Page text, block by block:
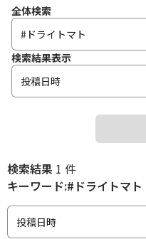
全体検索
検索結果表示
投稿日時
検索結果 1 件
キーワード:#ドライトマト
投稿日時